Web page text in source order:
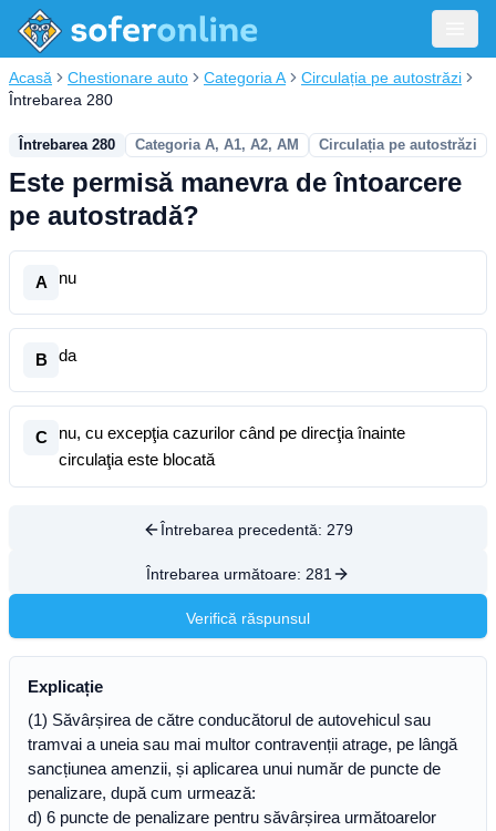
Acasă Chestionare auto Categoria A
Circulația pe autostrăzi
Întrebarea 280
Întrebarea 280 Categoria A, A1, A2, AM Circulația pe autostrăzi
Este permisă manevra de întoarcere
pe autostradă?
A nu
B da
C
nu, cu excepţia cazurilor când pe direcţia înainte
circulaţia este blocată
Întrebarea precedentă: 279
Întrebarea următoare: 281
Verifică răspunsul
Explicație
(1) Săvârșirea de către conducătorul de autovehicul sau
tramvai a uneia sau mai multor contravenții atrage, pe lângă
sancțiunea amenzii, și aplicarea unui număr de puncte de
penalizare, după cum urmează:
d) 6 puncte de penalizare pentru săvârșirea următoarelor